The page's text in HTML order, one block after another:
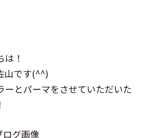
！
山です(^^)
ーとパーマをさせていただいた